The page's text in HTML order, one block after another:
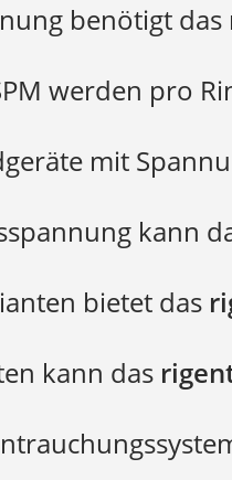
benötigt das
werden pro
Produktdatenblatt
mit
kann
bietet das
kann das